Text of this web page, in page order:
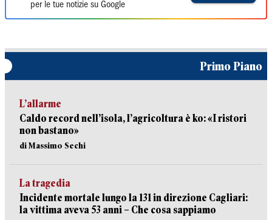
per le tue notizie su Google
Primo Piano
L’allarme
Caldo record nell’isola, l’agricoltura è ko: «I ristori
non bastano»
di Massimo Sechi
La tragedia
Incidente mortale lungo la 131 in direzione Cagliari:
la vittima aveva 53 anni – Che cosa sappiamo